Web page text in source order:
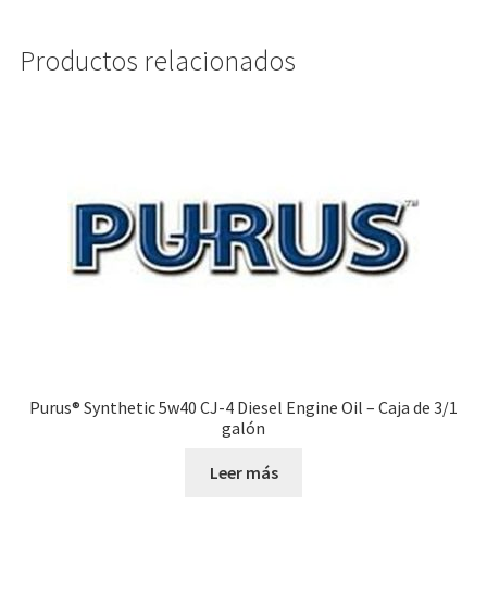
Productos relacionados
Purus® Synthetic 5w40 CJ-4 Diesel Engine Oil – Caja de 3/1
galón
Leer más